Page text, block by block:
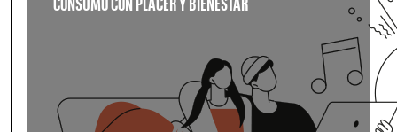
CONSUMO CON PLACER Y BIENESTAR